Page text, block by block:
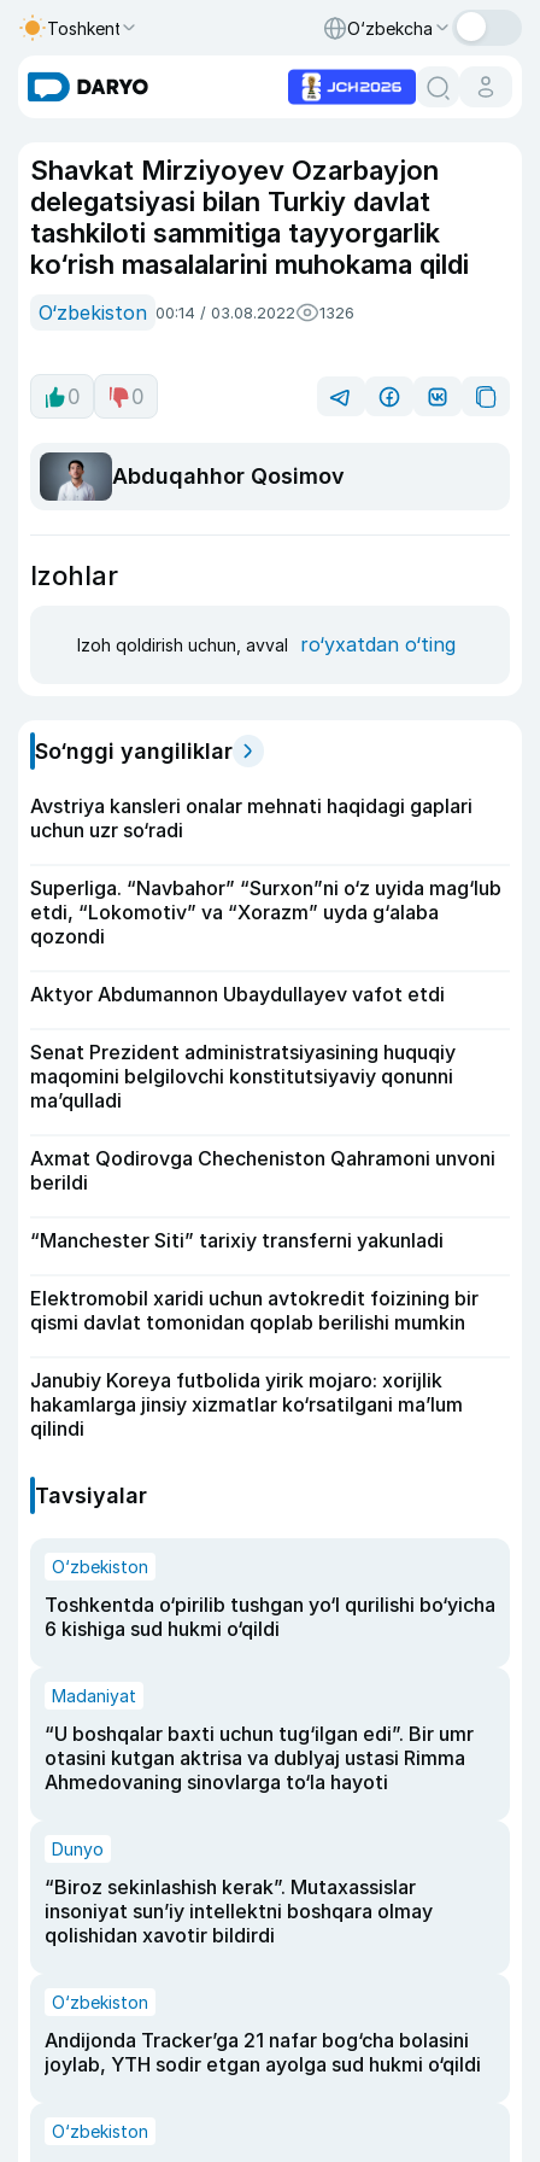
Toshkent O‘zbekcha
Shavkat Mirziyoyev Ozarbayjon
delegatsiyasi bilan Turkiy davlat
tashkiloti sammitiga tayyorgarlik
ko‘rish masalalarini muhokama qildi
O‘zbekiston 00:14 / 03.08.2022 1326
0 0
Abduqahhor Qosimov
Izohlar
Izoh qoldirish uchun, avval ro‘yxatdan o‘ting
So‘nggi yangiliklar
Avstriya kansleri onalar mehnati haqidagi gaplari
uchun uzr so‘radi
Superliga. “Navbahor” “Surxon”ni o‘z uyida mag‘lub
etdi, “Lokomotiv” va “Xorazm” uyda g‘alaba
qozondi
Aktyor Abdu­mannon Ubaydullayev vafot etdi
Senat Prezident administratsiyasining huquqiy
maqomini belgilovchi konstitutsiyaviy qonunni
ma’qulladi
Axmat Qodirovga Checheniston Qahramoni unvoni
berildi
“Manchester Siti” tarixiy transferni yakunladi
Elektromobil xaridi uchun avtokredit foizining bir
qismi davlat tomonidan qoplab berilishi mumkin
Janubiy Koreya futbolida yirik mojaro: xorijlik
hakamlarga jinsiy xizmatlar ko‘rsatilgani ma’lum
qilindi
Tavsiyalar
O‘zbekiston
Toshkentda o‘pirilib tushgan yo‘l qurilishi bo‘yicha
6 kishiga sud hukmi o‘qildi
Madaniyat
“U boshqalar baxti uchun tug‘ilgan edi”. Bir umr
otasini kutgan aktrisa va dublyaj ustasi Rimma
Ahmedovaning sinovlarga to‘la hayoti
Dunyo
“Biroz sekinlashish kerak”. Mutaxassislar
insoniyat sun’iy intellektni boshqara olmay
qolishidan xavotir bildirdi
O‘zbekiston
Andijonda Tracker’ga 21 nafar bog‘cha bolasini
joylab, YTH sodir etgan ayolga sud hukmi o‘qildi
O‘zbekiston